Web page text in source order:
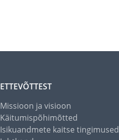
ETTEVÕTTEST
Missioon ja visioon
Käitumispõhimõtted
Isikuandmete kaitse tingimused